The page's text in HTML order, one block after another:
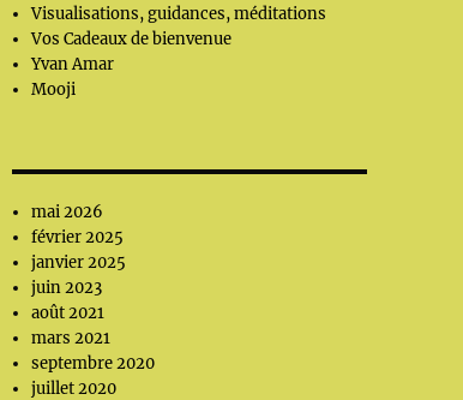
Visualisations, guidances, méditations
Vos Cadeaux de bienvenue
Yvan Amar
Mooji
mai 2026
février 2025
janvier 2025
juin 2023
août 2021
mars 2021
septembre 2020
juillet 2020